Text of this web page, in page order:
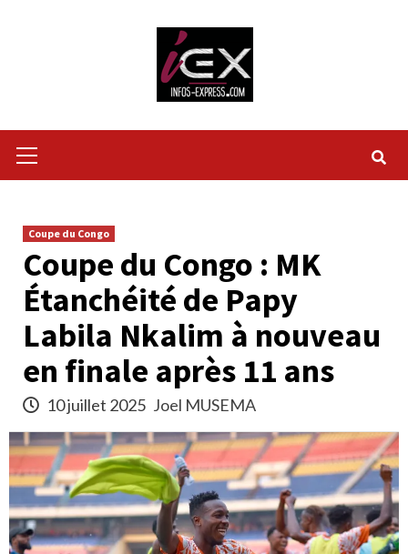
Menu
Coupe du Congo
Coupe du Congo : MK
Étanchéité de Papy
Labila Nkalim à nouveau
en finale après 11 ans
10 juillet 2025 Joel MUSEMA